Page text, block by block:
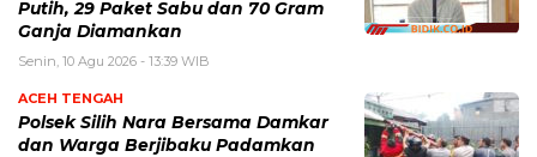
Putih, 29 Paket Sabu dan 70 Gram
Ganja Diamankan
Senin, 10 Agu 2026 - 13:39 WIB
ACEH TENGAH
Polsek Silih Nara Bersama Damkar
dan Warga Berjibaku Padamkan